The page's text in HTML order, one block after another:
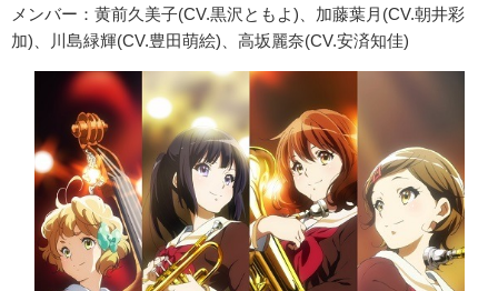
メンバー：黄前久美子(CV.黒沢ともよ)、加藤葉月(CV.朝井彩
加)、川島緑輝(CV.豊田萌絵)、高坂麗奈(CV.安済知佳)